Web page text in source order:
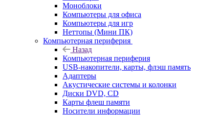
Моноблоки
Компьютеры для офиса
Компьютеры для игр
Неттопы (Мини ПК)
Компьютерная периферия
Назад
Компьютерная периферия
USB-накопители, карты, флэш память
Адаптеры
Акустические системы и колонки
Диски DVD, CD
Карты флеш памяти
Носители информации